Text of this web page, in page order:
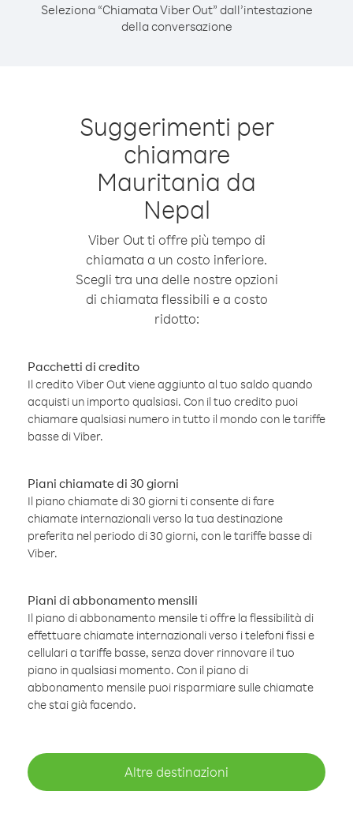
Seleziona “Chiamata Viber Out” dall’intestazione
della conversazione
Suggerimenti per
chiamare
Mauritania da
Nepal
Viber Out ti offre più tempo di
chiamata a un costo inferiore.
Scegli tra una delle nostre opzioni
di chiamata flessibili e a costo
ridotto:
Pacchetti di credito
Il credito Viber Out viene aggiunto al tuo saldo quando
acquisti un importo qualsiasi. Con il tuo credito puoi
chiamare qualsiasi numero in tutto il mondo con le tariffe
basse di Viber.
Piani chiamate di 30 giorni
Il piano chiamate di 30 giorni ti consente di fare
chiamate internazionali verso la tua destinazione
preferita nel periodo di 30 giorni, con le tariffe basse di
Viber.
Piani di abbonamento mensili
Il piano di abbonamento mensile ti offre la flessibilità di
effettuare chiamate internazionali verso i telefoni fissi e
cellulari a tariffe basse, senza dover rinnovare il tuo
piano in qualsiasi momento. Con il piano di
abbonamento mensile puoi risparmiare sulle chiamate
che stai già facendo.
Altre destinazioni